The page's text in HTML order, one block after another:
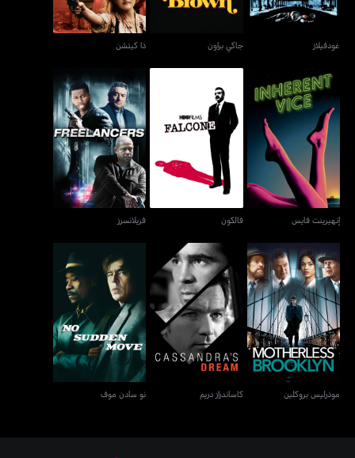
غودفيلاز جاكي براون ذا كيتشن
إنهيرينت فايس
إنهيرينت فايس فالكون
فريلانسرز
فريلانسرز
موذرليس بروكلين
موذرليس بروكلين
كاساندراز دريم
كاساندراز دريم
نو سادن موف
نو سادن موف